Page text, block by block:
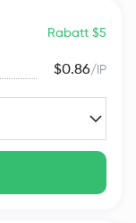
Rabatt $5
$0.86/IP